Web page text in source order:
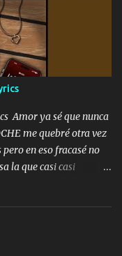
TJ para un licenciado
también Música
M2 que nunca me ha
abrazo también al
antros me verán
destapando siempre
conocen ya saben de
Amor ya sé que nunca
me quebré otra vez
en eso fracasé no
la que casi casi
que no me crees
pero solo